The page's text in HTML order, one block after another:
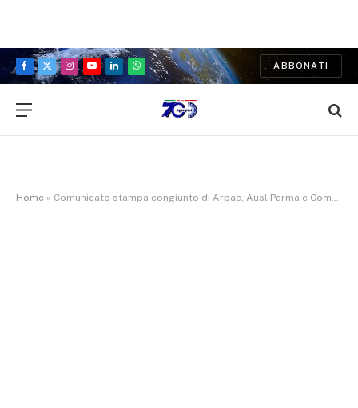
Facebook
X
Instagram
YouTubeLinkedInWhatsApp
ABBONATI
Home » Comunicato stampa congiunto di Arpae, Ausl Parma e Comune di Parma – Incendio di via Emilio Lepido a Parma, terminano le misure precauzionali.